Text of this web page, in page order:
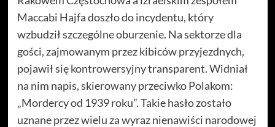
Maccabi Hajfa doszło do incydentu, który
wzbudził szczególne oburzenie. Na sektorze dla
gości, zajmowanym przez kibiców przyjezdnych,
pojawił się kontrowersyjny transparent. Widniał
na nim napis, skierowany przeciwko Polakom:
„Mordercy od 1939 roku”. Takie hasło zostało
uznane przez wielu za wyraz nienawiści narodowej